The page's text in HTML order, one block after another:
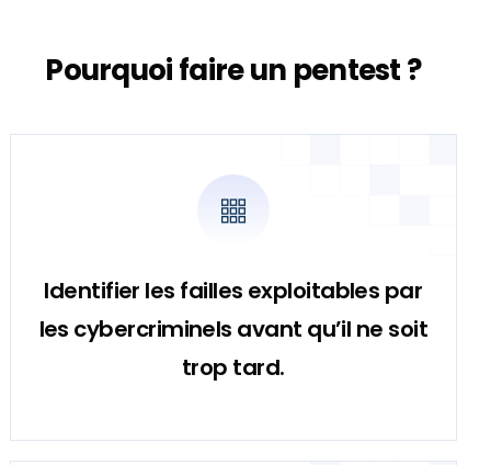
Pourquoi faire un pentest ?
Identifier les failles exploitables par
les cybercriminels avant qu’il ne soit
trop tard.